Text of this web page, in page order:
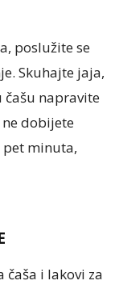
poslužite se
Skuhajte jaja,
napravite
dobijete
pet minuta,
čaša i lakovi za